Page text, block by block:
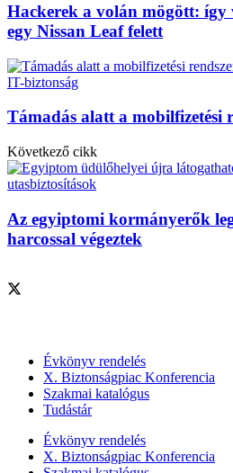
Hackerek a volán mögött: így
egy Nissan Leaf felett
IT-biztonság
Támadás alatt a mobilfizetési
Következő cikk
Az egyiptomi kormányerők
harcossal végeztek
Évkönyv rendelés
X. Biztonságpiac Konferencia
Szakmai katalógus
Tudástár
Évkönyv rendelés
X. Biztonságpiac Konferencia